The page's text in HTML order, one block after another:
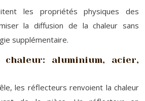
les propriétés physiques des
la diffusion de la chaleur sans
supplémentaire.
chaleur: aluminium, acier,
les réflecteurs renvoient la chaleur